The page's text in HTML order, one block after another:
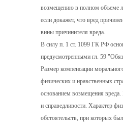
возмещению в полном объеме
если докажет, что вред
вины причинителя вреда.
В силу п. 1 ст. 1099 ГК РФ
предусмотренными гл. 59
Размер компенсации
физических и нравственных
основанием возмещения вреда.
и справедливости. Характер
обстоятельств, при которых